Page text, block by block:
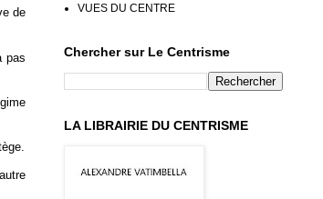
de
pas
VUES DU CENTRE
Chercher sur Le Centrisme
LA LIBRAIRIE DU CENTRISME